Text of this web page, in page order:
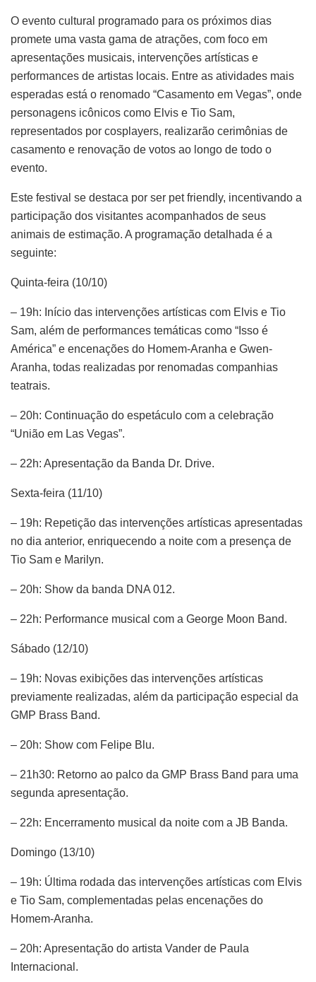
O evento cultural programado para os próximos dias
promete uma vasta gama de atrações, com foco em
apresentações musicais, intervenções artísticas e
performances de artistas locais. Entre as atividades mais
esperadas está o renomado “Casamento em Vegas”, onde
personagens icônicos como Elvis e Tio Sam,
representados por cosplayers, realizarão cerimônias de
casamento e renovação de votos ao longo de todo o
evento.
Este festival se destaca por ser pet friendly, incentivando a
participação dos visitantes acompanhados de seus
animais de estimação. A programação detalhada é a
seguinte:
Quinta-feira (10/10)
– 19h: Início das intervenções artísticas com Elvis e Tio
Sam, além de performances temáticas como “Isso é
América” e encenações do Homem-Aranha e Gwen-
Aranha, todas realizadas por renomadas companhias
teatrais.
– 20h: Continuação do espetáculo com a celebração
“União em Las Vegas”.
– 22h: Apresentação da Banda Dr. Drive.
Sexta-feira (11/10)
– 19h: Repetição das intervenções artísticas apresentadas
no dia anterior, enriquecendo a noite com a presença de
Tio Sam e Marilyn.
– 20h: Show da banda DNA 012.
– 22h: Performance musical com a George Moon Band.
Sábado (12/10)
– 19h: Novas exibições das intervenções artísticas
previamente realizadas, além da participação especial da
GMP Brass Band.
– 20h: Show com Felipe Blu.
– 21h30: Retorno ao palco da GMP Brass Band para uma
segunda apresentação.
– 22h: Encerramento musical da noite com a JB Banda.
Domingo (13/10)
– 19h: Última rodada das intervenções artísticas com Elvis
e Tio Sam, complementadas pelas encenações do
Homem-Aranha.
– 20h: Apresentação do artista Vander de Paula
Internacional.